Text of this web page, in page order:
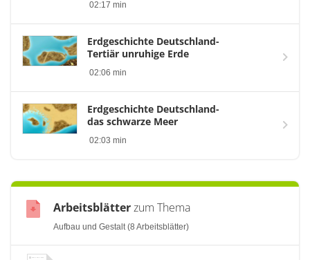
02:17 min
Erdgeschichte Deutschland-
Tertiär unruhige Erde
02:06 min
Erdgeschichte Deutschland-
das schwarze Meer
02:03 min
Arbeitsblätterzum Thema
Aufbau und Gestalt (8 Arbeitsblätter)